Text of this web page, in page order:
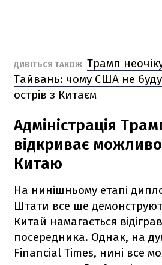
ДИВІТЬСЯ ТАКОЖ Трамп
Тайвань: чому США не
острів з Китаєм
Адміністрація
відкриває
Китаю
На нинішньому етапі
Штати все ще
Китай намагається
посередника. Однак, на
Financial Times, нині все